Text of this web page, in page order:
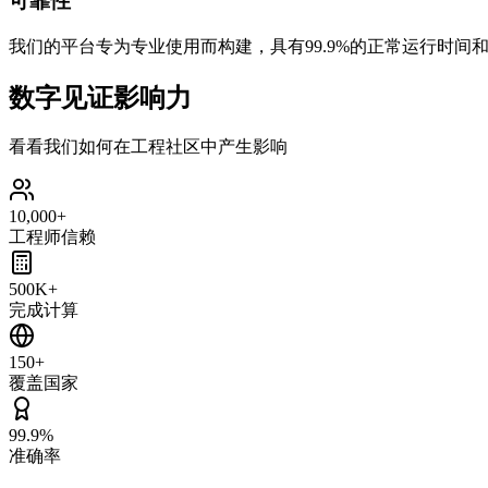
我们的平台专为专业使用而构建，具有99.9%的正常运行时间
数字见证影响力
看看我们如何在工程社区中产生影响
10,000+
工程师信赖
500K+
完成计算
150+
覆盖国家
99.9%
准确率